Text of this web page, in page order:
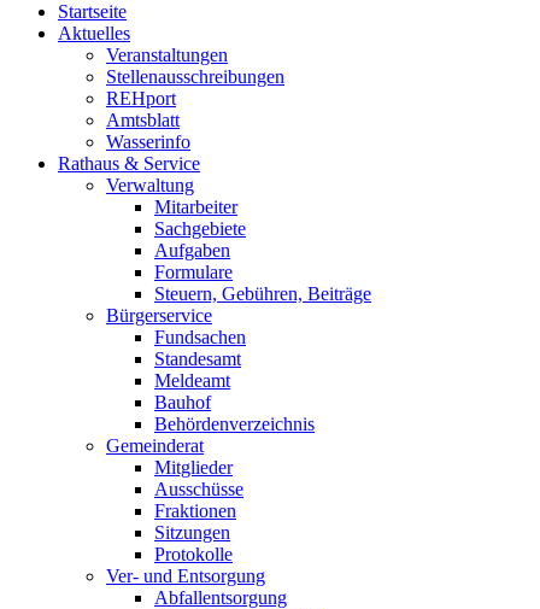
Startseite
Aktuelles
Veranstaltungen
Stellenausschreibungen
REHport
Amtsblatt
Wasserinfo
Rathaus & Service
Verwaltung
Mitarbeiter
Sachgebiete
Aufgaben
Formulare
Steuern, Gebühren, Beiträge
Bürgerservice
Fundsachen
Standesamt
Meldeamt
Bauhof
Behördenverzeichnis
Gemeinderat
Mitglieder
Ausschüsse
Fraktionen
Sitzungen
Protokolle
Ver- und Entsorgung
Abfallentsorgung